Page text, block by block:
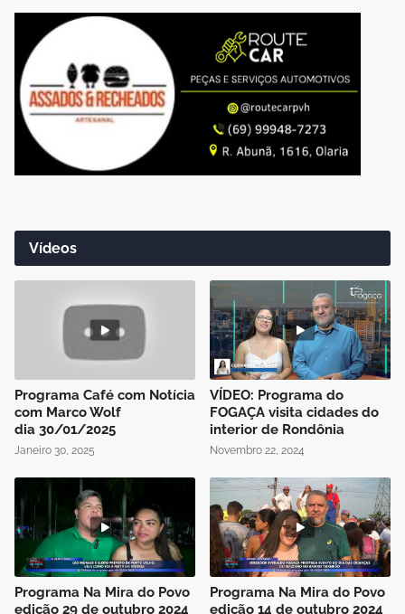
Vídeos
Programa Café com Notícia
com Marco Wolf
dia 30/01/2025
Janeiro 30, 2025
VÍDEO: Programa do
FOGAÇA visita cidades do
interior de Rondônia
Novembro 22, 2024
Programa Na Mira do Povo
edição 29 de outubro 2024
Programa Na Mira do Povo
edição 14 de outubro 2024